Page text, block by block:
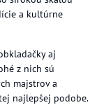
a kultúrne
aj
z nich sú
majstrov a
najlepšej podobe.